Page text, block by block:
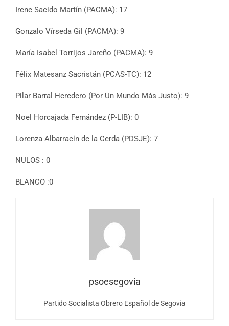
Irene Sacido Martín (PACMA): 17
Gonzalo Vírseda Gil (PACMA): 9
María Isabel Torrijos Jareño (PACMA): 9
Félix Matesanz Sacristán (PCAS-TC): 12
Pilar Barral Heredero (Por Un Mundo Más Justo): 9
Noel Horcajada Fernández (P-LIB): 0
Lorenza Albarracín de la Cerda (PDSJE): 7
NULOS : 0
BLANCO :0
psoesegovia
Partido Socialista Obrero Español de Segovia